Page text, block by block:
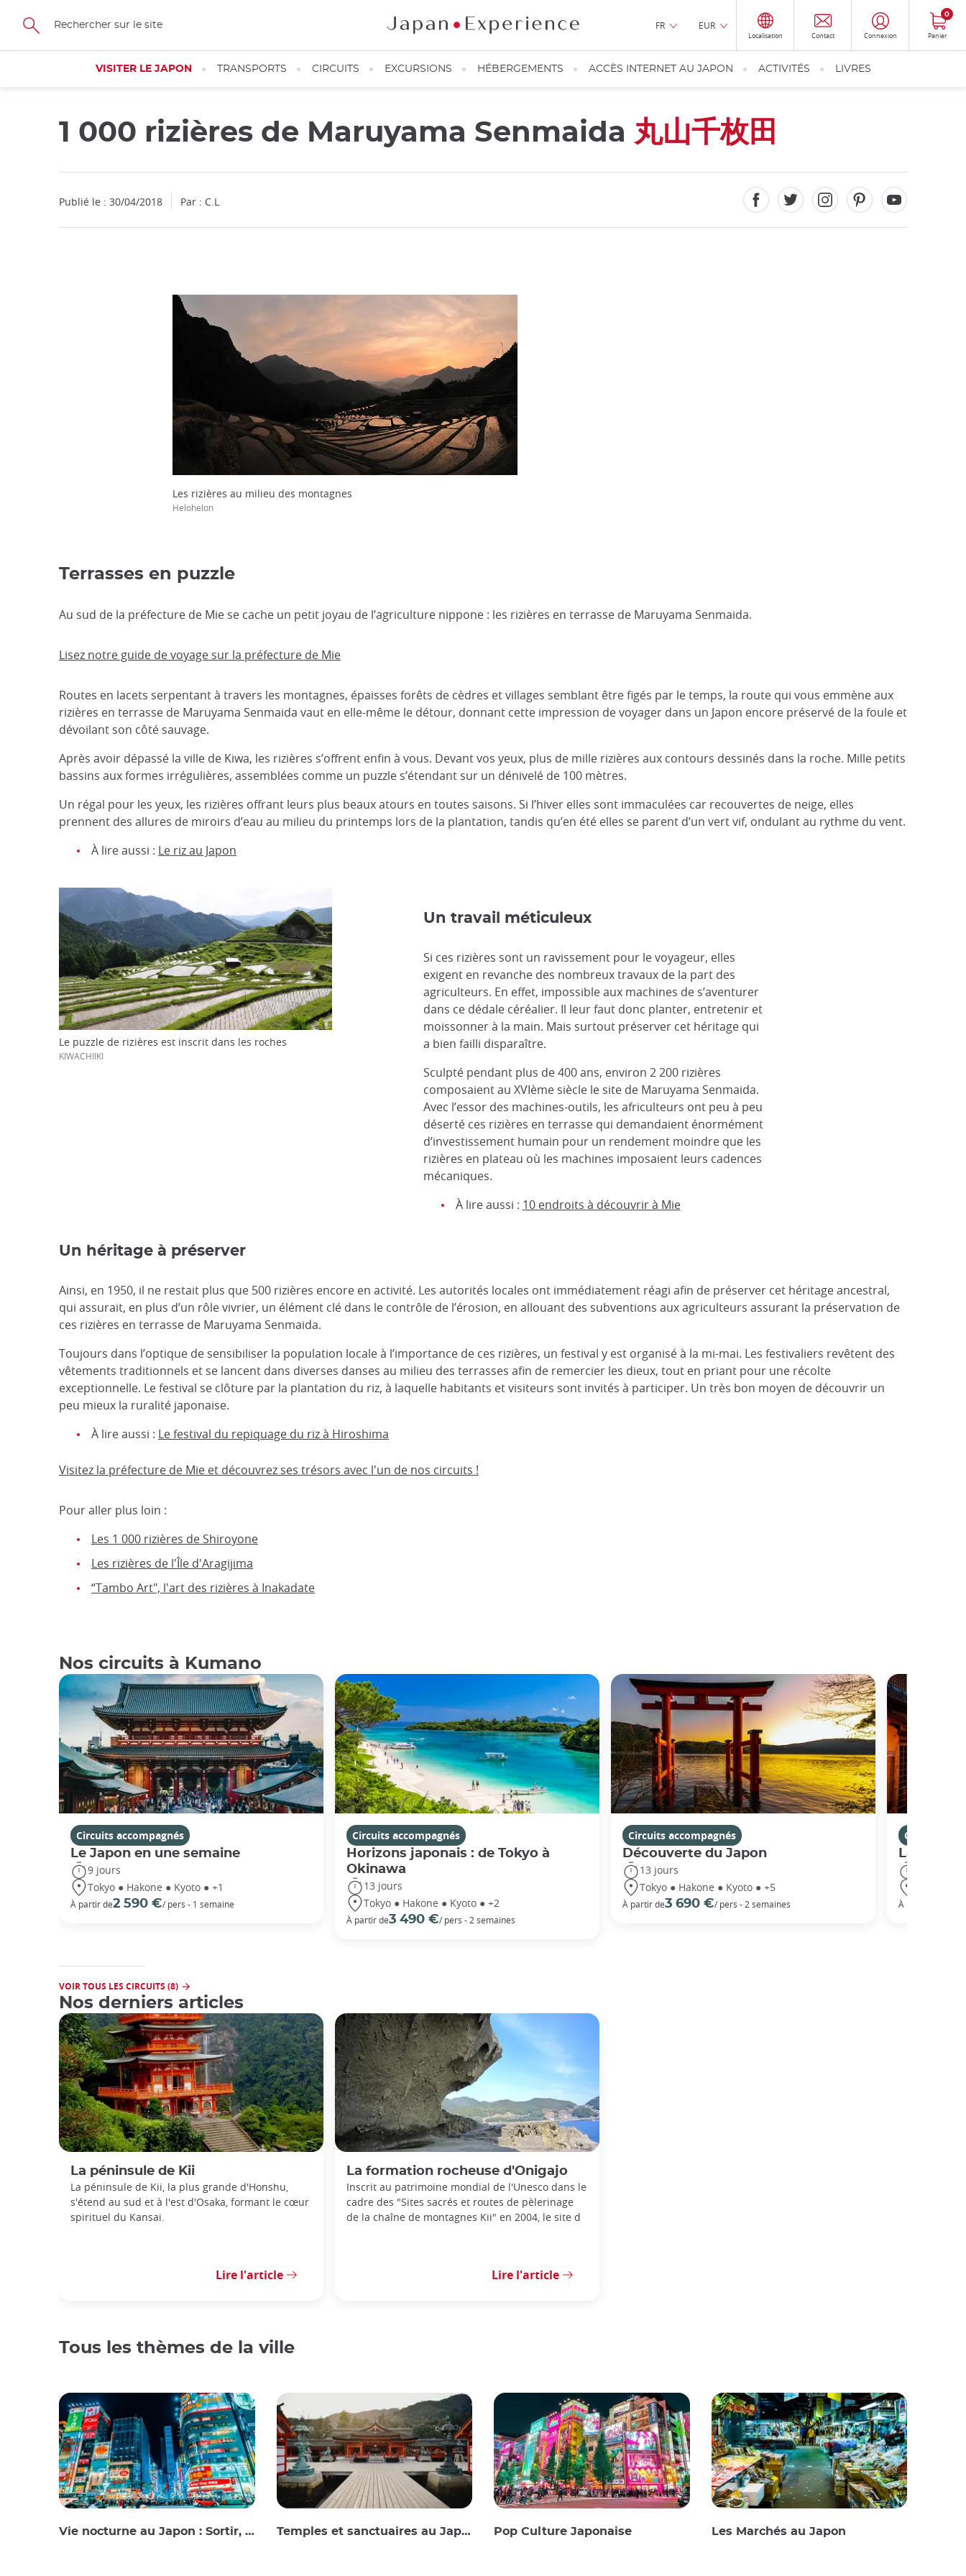
Skip
main
FR EUR
Localisation Contact Connexion Panier
0
VISITER LE JAPON TRANSPORTS CIRCUITS EXCURSIONS HÉBERGEMENTS ACCÈS INTERNET AU JAPON ACTIVITÉS LIVRES
1 000 rizières de Maruyama Senmaida 丸山千枚田
Publié le : 30/04/2018 Par : C.L
Les rizières au milieu des montagnes
Helohelon
Terrasses en puzzle
Au sud de la préfecture de Mie se cache un petit joyau de l’agriculture nippone : les rizières en terrasse de Maruyama Senmaida.
Lisez notre guide de voyage sur la préfecture de Mie
Routes en lacets serpentant à travers les montagnes, épaisses forêts de cèdres et villages semblant être figés par le temps, la route qui vous emmène aux
rizières en terrasse de Maruyama Senmaida vaut en elle-même le détour, donnant cette impression de voyager dans un Japon encore préservé de la foule et
dévoilant son côté sauvage.
Après avoir dépassé la ville de Kiwa, les rizières s’offrent enfin à vous. Devant vos yeux, plus de mille rizières aux contours dessinés dans la roche. Mille petits
bassins aux formes irrégulières, assemblées comme un puzzle s’étendant sur un dénivelé de 100 mètres.
Un régal pour les yeux, les rizières offrant leurs plus beaux atours en toutes saisons. Si l’hiver elles sont immaculées car recouvertes de neige, elles
prennent des allures de miroirs d’eau au milieu du printemps lors de la plantation, tandis qu’en été elles se parent d’un vert vif, ondulant au rythme du vent.
À lire aussi : Le riz au Japon
Un travail méticuleux
Si ces rizières sont un ravissement pour le voyageur, elles
exigent en revanche des nombreux travaux de la part des
agriculteurs. En effet, impossible aux machines de s’aventurer
dans ce dédale céréalier. Il leur faut donc planter, entretenir et
moissonner à la main. Mais surtout préserver cet héritage qui
a bien failli disparaître.
Sculpté pendant plus de 400 ans, environ 2 200 rizières
composaient au XVIème siècle le site de Maruyama Senmaida.
Avec l’essor des machines-outils, les africulteurs ont peu à peu
déserté ces rizières en terrasse qui demandaient énormément
d’investissement humain pour un rendement moindre que les
rizières en plateau où les machines imposaient leurs cadences
mécaniques.
À lire aussi : 10 endroits à découvrir à Mie
Le puzzle de rizières est inscrit dans les roches
KIWACHIIKI
Un héritage à préserver
Ainsi, en 1950, il ne restait plus que 500 rizières encore en activité. Les autorités locales ont immédiatement réagi afin de préserver cet héritage ancestral,
qui assurait, en plus d’un rôle vivrier, un élément clé dans le contrôle de l’érosion, en allouant des subventions aux agriculteurs assurant la préservation de
ces rizières en terrasse de Maruyama Senmaida.
Toujours dans l’optique de sensibiliser la population locale à l’importance de ces rizières, un festival y est organisé à la mi-mai. Les festivaliers revêtent des
vêtements traditionnels et se lancent dans diverses danses au milieu des terrasses afin de remercier les dieux, tout en priant pour une récolte
exceptionnelle. Le festival se clôture par la plantation du riz, à laquelle habitants et visiteurs sont invités à participer. Un très bon moyen de découvrir un
peu mieux la ruralité japonaise.
À lire aussi : Le festival du repiquage du riz à Hiroshima
Visitez la préfecture de Mie et découvrez ses trésors avec l'un de nos circuits !
Pour aller plus loin :
Les 1 000 rizières de Shiroyone
Les rizières de l'Île d'Aragijima
“Tambo Art", l'art des rizières à Inakadate
Nos circuits à Kumano
Circuits accompagnés
Le Japon en une semaine
9 jours
Tokyo ● Hakone ● Kyoto ● +1
À partir de2 590 €/ pers - 1 semaine
Circuits accompagnés
Horizons japonais : de Tokyo à
Okinawa
13 jours
Tokyo ● Hakone ● Kyoto ● +2
À partir de3 490 €/ pers - 2 semaines
Circuits accompagnés
Découverte du Japon
13 jours
Tokyo ● Hakone ● Kyoto ● +5
À partir de3 690 €/ pers - 2 semaines
Circuits
La Route
À partir de
VOIR TOUS LES CIRCUITS (8)
Nos derniers articles
La péninsule de Kii
La péninsule de Kii, la plus grande d'Honshu,
s'étend au sud et à l'est d'Osaka, formant le cœur
spirituel du Kansai.
Lire l'article
La formation rocheuse d'Onigajo
Inscrit au patrimoine mondial de l'Unesco dans le
cadre des "Sites sacrés et routes de pèlerinage
de la chaîne de montagnes Kii" en 2004, le site d
Lire l'article
Tous les thèmes de la ville
Vie nocturne au Japon : Sortir, voir et boire Temples et sanctuaires au Japon Pop Culture Japonaise Les Marchés au Japon